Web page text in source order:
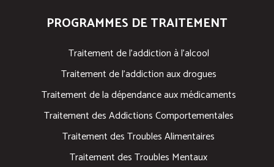
PROGRAMMES DE TRAITEMENT
Traitement de l’addiction à l’alcool
Traitement de l’addiction aux drogues
Traitement de la dépendance aux médicaments
Traitement des Addictions Comportementales
Traitement des Troubles Alimentaires
Traitement des Troubles Mentaux